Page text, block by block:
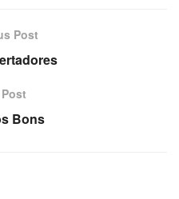
Post
Bons